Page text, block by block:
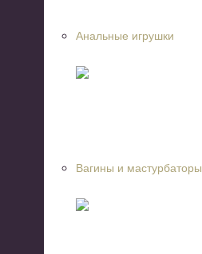
Анальные игрушки
Вагины и мастурбаторы